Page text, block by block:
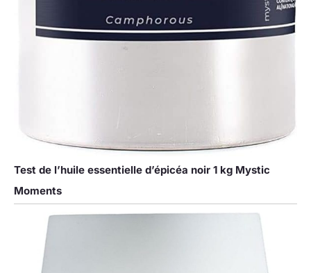
Test de l’huile essentielle d’épicéa noir 1 kg Mystic
Moments